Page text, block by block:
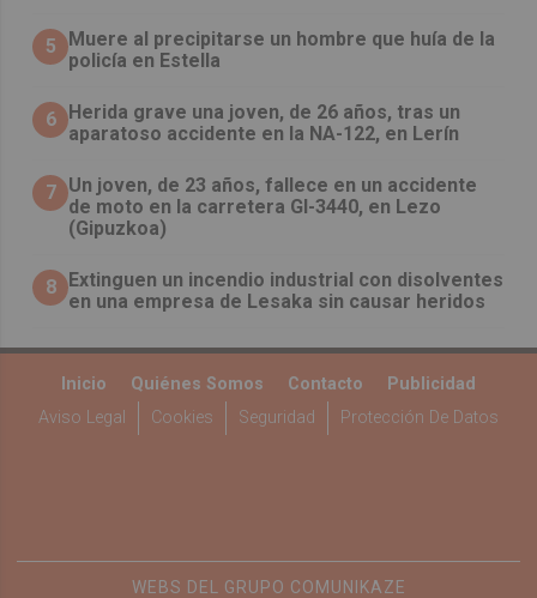
5
Muere al precipitarse un hombre que huía de la
policía en Estella
6 Herida grave una joven, de 26 años, tras un
aparatoso accidente en la NA-122, en Lerín
7 Un joven, de 23 años, fallece en un accidente
de moto en la carretera GI-3440, en Lezo
(Gipuzkoa)
8 Extinguen un incendio industrial con disolventes
en una empresa de Lesaka sin causar heridos
Inicio Quiénes Somos Contacto
Publicidad
Aviso Legal
Cookies Seguridad Protección De Datos
WEBS DEL GRUPO COMUNIKAZE